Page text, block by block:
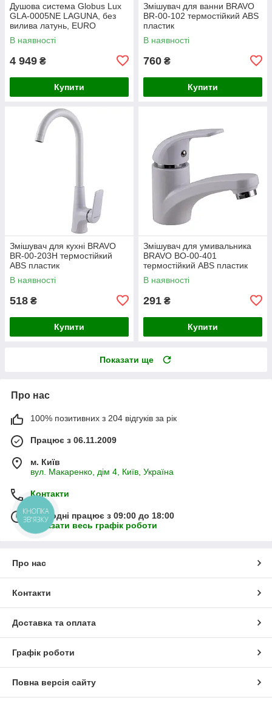
Душова система Globus Lux
GLA-0005NE LAGUNA, без
вилива латунь, EURO
В наявності
4 949 ₴
Купити
Змішувач для ванни BRAVO
BR-00-102 термостійкий ABS
пластик
В наявності
760 ₴
Купити
Змішувач для кухні BRAVO
BR-00-203H термостійкий
ABS пластик
В наявності
518 ₴
Купити
Змішувач для умивальника
BRAVO BO-00-401
термостійкий ABS пластик
В наявності
291 ₴
Купити
Показати ще
Про нас
100% позитивних з 204 відгуків за рік
Працює з 06.11.2009
м. Київ
вул. Макаренко, дім 4, Київ, Україна
Контакти
Сьогодні працює з 09:00 до 18:00
Показати весь графік роботи
Про нас
Контакти
Доставка та оплата
Графік роботи
Повна версія сайту
КНОПКА
ЗВ'ЯЗКУ